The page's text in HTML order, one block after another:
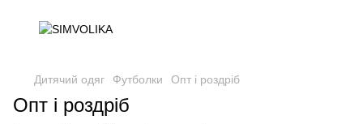
Дитячий одяг Футболки Опт і роздріб
Опт і роздріб